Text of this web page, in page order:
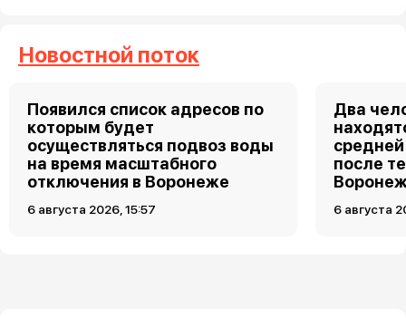
Новостной поток
Появился список адресов по
которым будет
осуществляться подвоз воды
на время масштабного
отключения в Воронеже
6 августа 2026, 15:57
Два
после
6 августа